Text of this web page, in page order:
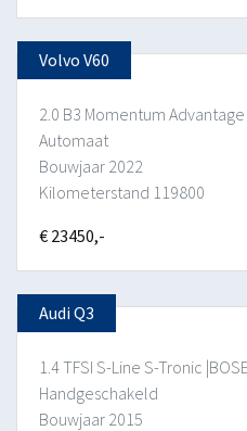
Volvo V60
2.0 B3 Momentum
Automaat
Bouwjaar 2022
Kilometerstand 119800
€ 23450,-
Audi Q3
1.4 TFSI S-Line S-Tronic
Handgeschakeld
Bouwjaar 2015